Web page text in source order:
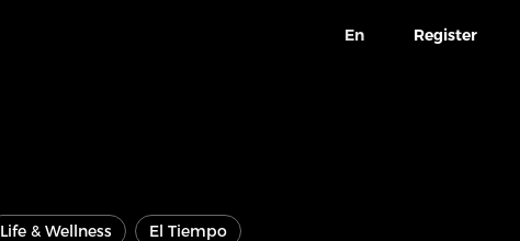
En Register
Life & Wellness El Tiempo